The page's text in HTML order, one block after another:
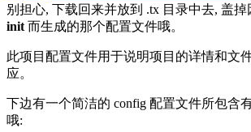
别担心, 下载回来并放到 .tx 目录中去, 盖
init 而生成的那个配置文件哦。
此项目配置文件用于说明项目的详情和文
应。
下边有一个简洁的 config 配置文件所包含
哦: